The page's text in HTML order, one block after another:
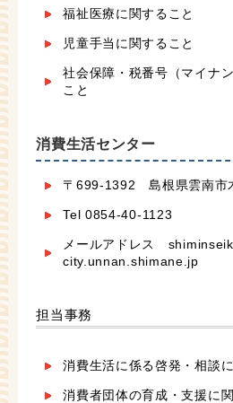
福祉医療に関すること
児童手当に関すること
社会保障・税番号（マイナ
こと
消費生活センター
〒699-1392 島根県雲南市
Tel 0854-40-1123
メールアドレス
city.unnan.shimane.jp
担当事務
消費生活に係る啓発・相談
消費者団体の育成・支援に